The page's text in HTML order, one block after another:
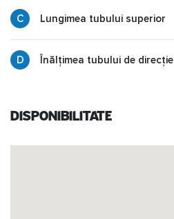
Lungimea tubului superior
Înălțimea tubului de direcție
Disponibilitate